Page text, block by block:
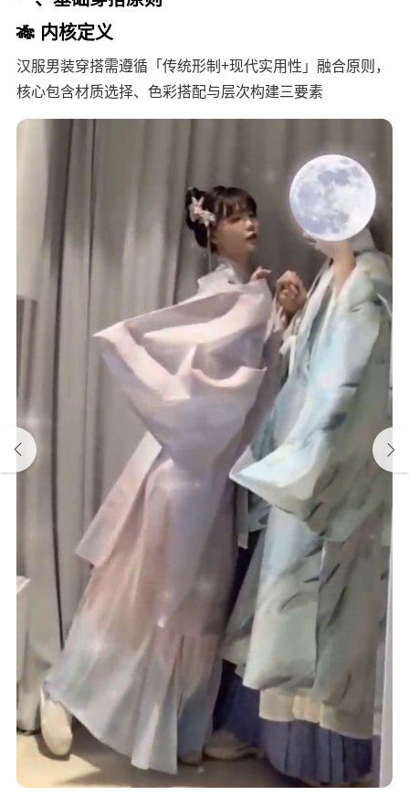
🎋 内核定义
汉服男装穿搭需遵循「传统形制+现代实用性」融合原则，
核心包含材质选择、色彩搭配与层次构建三要素